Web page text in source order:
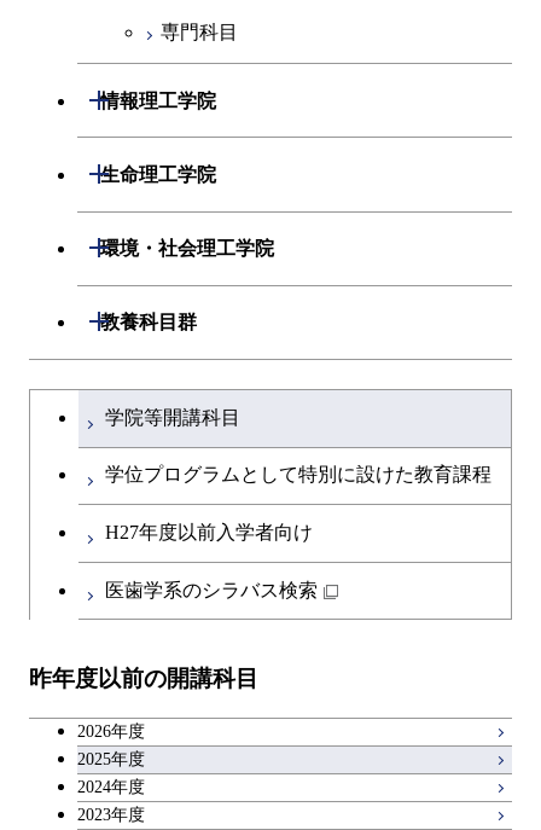
応用化学コース
ライフエンジニアリングコ
ース
人間医療科学技術コース
物質・情報卓越コース
専門科目
情報理工学院
開閉
数理・計算科学系
開閉
知能情報コース
情報工学コース
知能情報コース
エネルギー・情報コース
人間医療科学技術コース
物質・情報卓越コース
専門科目
生命理工学院
開閉
生命理工学系
開閉
ライフエンジニアリングコ
ース
地球生命コース
物質・情報卓越コース
環境・社会理工学院
開閉
建築学系
開閉
コース
都市・環境学コース
コース
都市・環境学コース
開閉
エネルギーコース
エネルギー・情報コース
エンジニアリングデザイン
原子核工学コース
社会・人間科学コース
イノベーション科学系
イノベーション科学コース
人間医療科学技術コース
技術経営専門職学位課程
開閉
技術経営専門職学位課程
専門科目
教養科目群
開閉
文系教養科目
英語科目
第二外国語科目
キャリア科目
大学院課程を切り替える
学院等開講科目
学位プログラムとして特別に設けた教育課程
H27年度以前入学者向け
医歯学系のシラバス検索
昨年度以前の開講科目
2026年度
2025年度
2024年度
2023年度